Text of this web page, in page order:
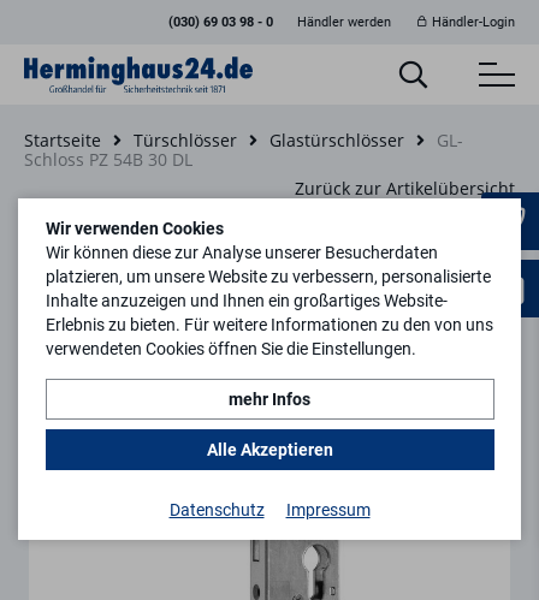
(030) 69 03 98 - 0 Händler werden Händler-Login
Startseite Türschlösser Glastürschlösser
GL-
Schloss PZ 54B 30 DL
Zurück zur Artikelübersicht
Wir verwenden Cookies
Wir können diese zur Analyse unserer Besucherdaten
platzieren, um unsere Website zu verbessern, personalisierte
Inhalte anzuzeigen und Ihnen ein großartiges Website-
Erlebnis zu bieten. Für weitere Informationen zu den von uns
verwendeten Cookies öffnen Sie die Einstellungen.
mehr Infos
Alle Akzeptieren
Datenschutz Impressum